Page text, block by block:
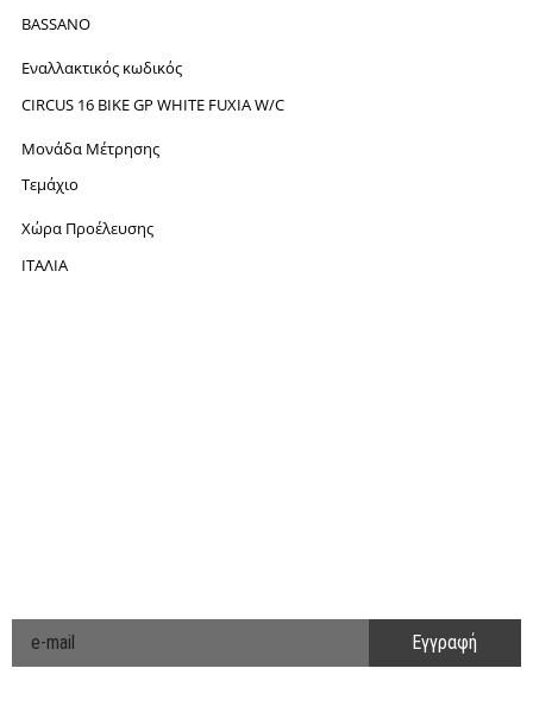
BASSANO
Εναλλακτικός κωδικός
CΙRCUS 16 ΒΙΚΕ GΡ WΗΙΤΕ FUΧΙΑ W/C
Μονάδα Μέτρησης
Τεμάχιο
Χώρα Προέλευσης
ΙΤΑΛΙΑ